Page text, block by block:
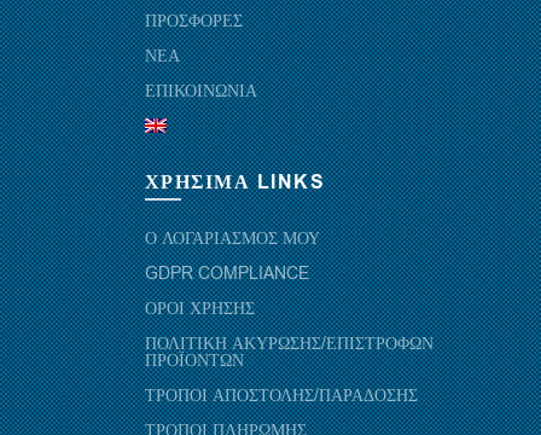
ΠΡΟΣΦΟΡΕΣ
ΝΕΑ
ΕΠΙΚΟΙΝΩΝΙΑ
ΧΡΗΣΙΜΑ LINKS
Ο ΛΟΓΑΡΙΑΣΜΟΣ ΜΟΥ
GDPR COMPLIANCE
ΟΡΟΙ ΧΡΗΣΗΣ
ΠΟΛΙΤΙΚΗ ΑΚΥΡΩΣΗΣ/ΕΠΙΣΤΡΟΦΩΝ
ΠΡΟΪΟΝΤΩΝ
ΤΡΟΠΟΙ ΑΠΟΣΤΟΛΗΣ/ΠΑΡΑΔΟΣΗΣ
ΤΡΟΠΟΙ ΠΛΗΡΩΜΗΣ